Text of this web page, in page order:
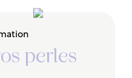
perles